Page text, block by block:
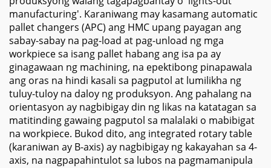
manufacturing'. Karaniwang may kasamang automatic
pallet changers (APC) ang HMC upang payagan ang
sabay-sabay na pag-load at pag-unload ng mga
workpiece sa isang pallet habang ang isa pa ay
ginagawaan ng machining, na epektibong pinapawala
ang oras na hindi kasali sa pagputol at lumilikha ng
tuluy-tuloy na daloy ng produksyon. Ang pahalang na
orientasyon ay nagbibigay din ng likas na katatagan sa
matitinding gawaing pagputol sa malalaki o mabibigat
na workpiece. Bukod dito, ang integrated rotary table
(karaniwan ay B-axis) ay nagbibigay ng kakayahan sa 4-
axis, na nagpapahintulot sa lubos na pagmamanipula